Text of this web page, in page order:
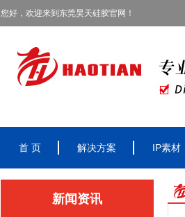
您好，欢迎来到东莞昊天硅胶官网！
首 页 解决方案 IP素材
新闻资讯